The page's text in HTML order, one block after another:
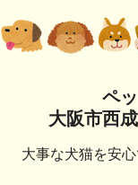
ペ
大阪市西
大事な犬猫を安